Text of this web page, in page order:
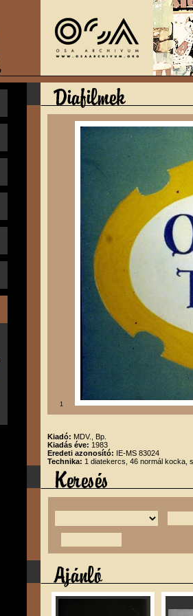
1
Kiadó: MDV., Bp.
Kiadás éve: 1983
Eredeti azonosító: IE-MS 83024
Technika: 1 diatekercs, 46 normál kocka,